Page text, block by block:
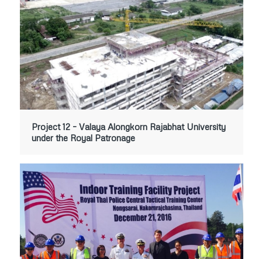
Project 12 – Valaya Alongkorn Rajabhat University
under the Royal Patronage